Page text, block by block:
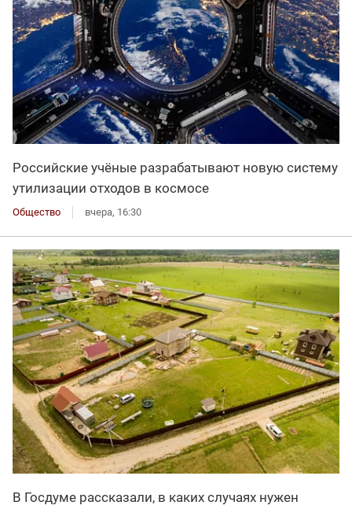
Российские учёные разрабатывают новую систему
утилизации отходов в космосе
Общество вчера, 16:30
В Госдуме рассказали, в каких случаях нужен